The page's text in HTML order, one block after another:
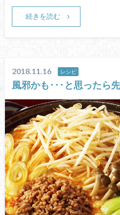
続きを読む
2018.11.16 レシピ
風邪かも･･･と思ったら